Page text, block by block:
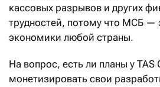
кассовых разрывов и других
трудностей, потому что МСБ —
экономики любой страны.
На вопрос, есть ли планы у TAS
монетизировать свои